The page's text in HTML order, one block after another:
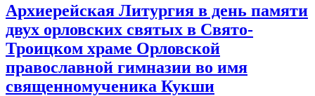
Архиерейская Литургия в день памяти
двух орловских святых в Свято-
Троицком храме Орловской
православной гимназии во имя
священномученика Кукши